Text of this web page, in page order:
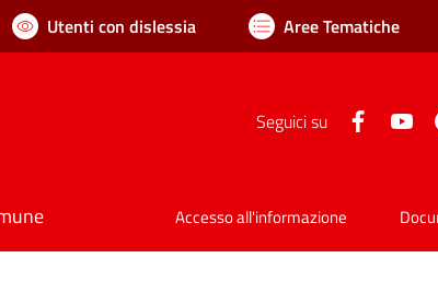
Utenti con dislessia Aree Tematiche
Seguici su Facebook
Accesso all'informazione